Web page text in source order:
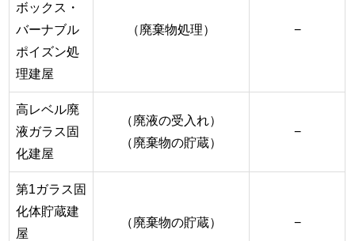
ボックス・
バーナブル
ポイズン処
理建屋
（廃棄物処理） −
高レベル廃
液ガラス固
化建屋
（廃液の受入れ）
（廃棄物の貯蔵）
−
第1ガラス固
化体貯蔵建
屋
（廃棄物の貯蔵） −